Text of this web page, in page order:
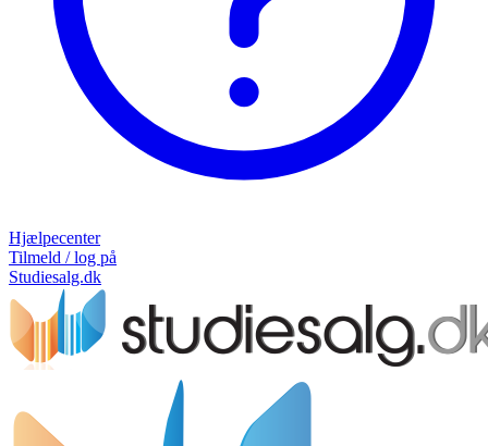
Hjælpecenter
Tilmeld / log på
Studiesalg.dk